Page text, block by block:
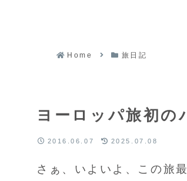
Home 旅日記
ヨーロッパ旅初
2016.06.07 2025.07.08
さぁ、いよいよ、この旅